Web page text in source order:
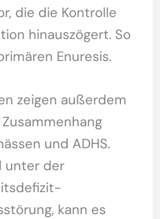
die die Kontrolle
hinauszögert. So
Enuresis.
zeigen außerdem
und ADHS.
unter der
kann es